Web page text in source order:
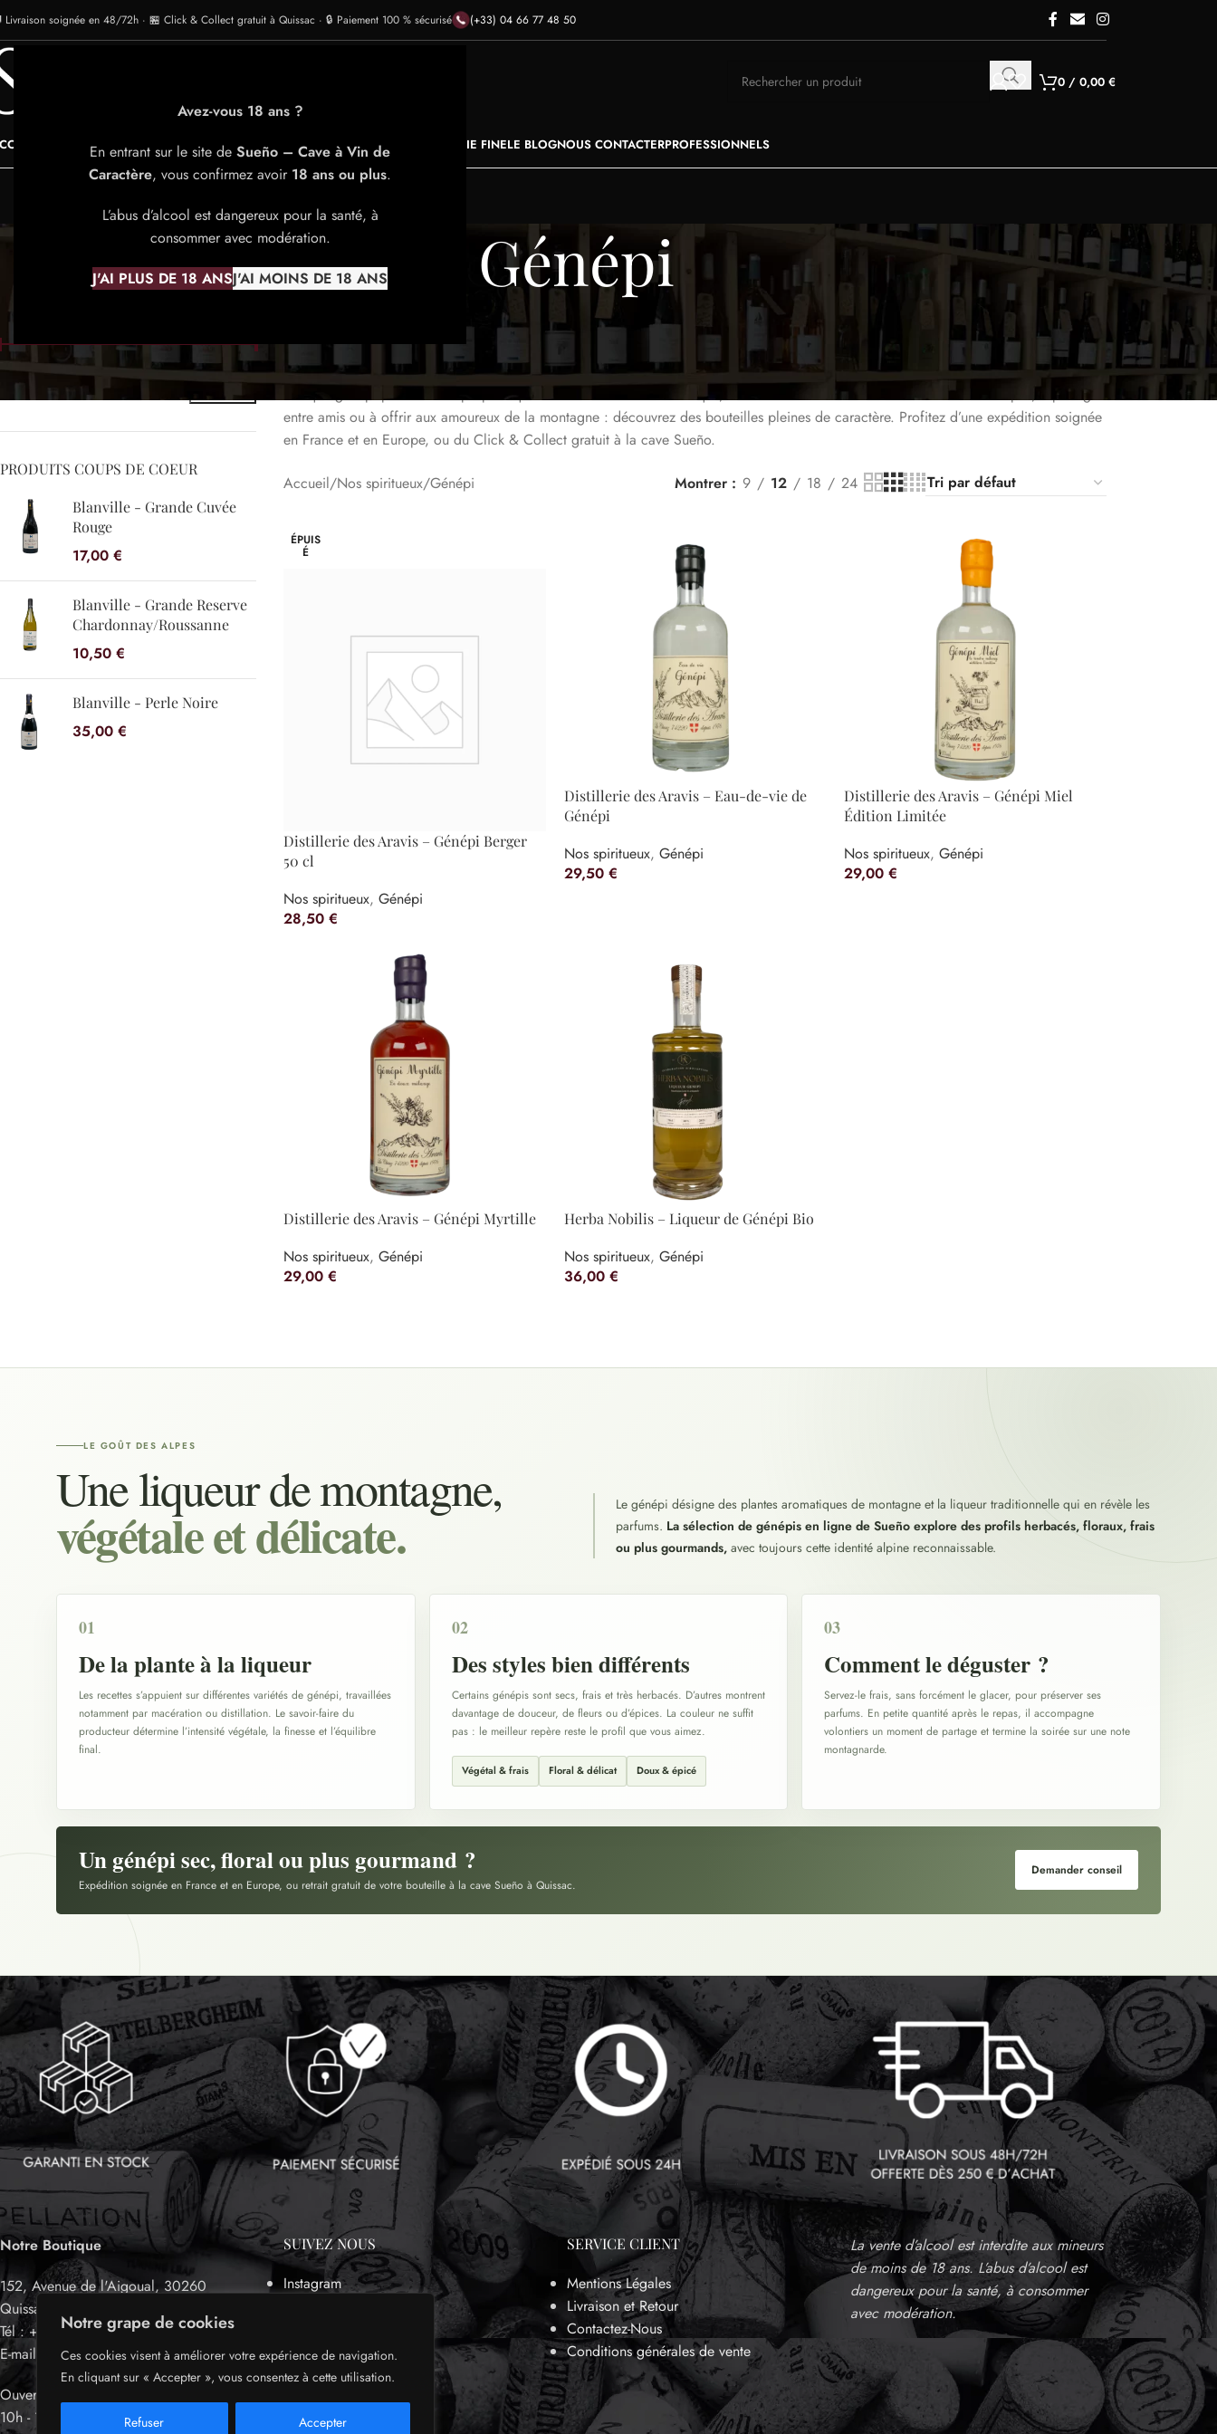
Avez-vous 18 ans ?
En entrant sur le site de Sueño – Cave à Vin de
Caractère, vous confirmez avoir 18 ans ou plus.
L’abus d’alcool est dangereux pour la santé, à
consommer avec modération.
J'AI PLUS DE 18 ANSJ'AI MOINS DE 18 ANS
Notre grape de cookies
Ces cookies visent à améliorer votre expérience de navigation.
En cliquant sur « Accepter », vous consentez à cette utilisation.
Refuser Accepter
Livraison soignée en 48/72h · 🏪 Click & Collect gratuit à Quissac · 🔒 Paiement 100 % sécurisé (+33) 04 66 77 48 50
0 / 0,00 €
NOS VINS NOS CHAMPAGNES NOS SPIRITUEUXNOS BIÈRES ÉPICERIE FINELE BLOGNOUS CONTACTERPROFESSIONNELS
Génépi
FILTRER
Prix : 20 € — 40 €
PRODUITS COUPS DE COEUR
Blanville - Grande Cuvée
Rouge
17,00 €
Blanville - Grande Reserve
Chardonnay/Roussanne
10,50 €
Blanville - Perle Noire
35,00 €
Découvrez notre sélection de génépi en ligne, choisie avec soin par Florian, caviste indépendant à Quissac dans le Gard. Cette
liqueur traditionnelle met à l’honneur les parfums des plantes alpines, avec des profils allant du végétal frais aux expressions plus
florales, épicées ou gourmandes.
Chaque génépi possède son propre équilibre entre intensité aromatique, douceur et fraîcheur. À servir frais en fin de repas, à partager
entre amis ou à offrir aux amoureux de la montagne : découvrez des bouteilles pleines de caractère. Profitez d’une expédition soignée
en France et en Europe, ou du Click & Collect gratuit à la cave Sueño.
Accueil Nos spiritueux Génépi Montrer 9 12 18 24
ÉPUIS
É
Distillerie des Aravis – Génépi Berger
50 cl
Nos spiritueux, Génépi
28,50 €
Distillerie des Aravis – Eau-de-vie de
Génépi
Nos spiritueux, Génépi
29,50 €
Distillerie des Aravis – Génépi Miel
Édition Limitée
Nos spiritueux, Génépi
29,00€
Distillerie des Aravis – Génépi Myrtille
Nos spiritueux, Génépi
29,00 €
Herba Nobilis – Liqueur de Génépi Bio
Nos spiritueux, Génépi
36,00 €
LE GOÛT DES ALPES
Une liqueur de montagne,
végétale et délicate.
Le génépi désigne des plantes aromatiques de montagne et la liqueur traditionnelle qui en révèle les
parfums. La sélection de génépis en ligne de Sueño explore des profils herbacés, floraux, frais
ou plus gourmands, avec toujours cette identité alpine reconnaissable.
01
De la plante à la liqueur
Les recettes s’appuient sur différentes variétés de génépi, travaillées
notamment par macération ou distillation. Le savoir-faire du
producteur détermine l’intensité végétale, la finesse et l’équilibre
final.
02
Des styles bien différents
Certains génépis sont secs, frais et très herbacés. D’autres montrent
davantage de douceur, de fleurs ou d’épices. La couleur ne suffit
pas : le meilleur repère reste le profil que vous aimez.
Végétal & frais Floral & délicat Doux & épicé
03
Comment le déguster ?
Servez-le frais, sans forcément le glacer, pour préserver ses
parfums. En petite quantité après le repas, il accompagne
volontiers un moment de partage et termine la soirée sur une note
montagnarde.
Un génépi sec, floral ou plus gourmand ?
Expédition soignée en France et en Europe, ou retrait gratuit de votre bouteille à la cave Sueño à Quissac.
Demander conseil
Notre Boutique
152, Avenue de l'Aigoual, 30260
Quissac, France.
Tél : +33 04 66 77 48 50
E-mail : contact@sueno-vin.com
Ouvert du Mardi au Vendredi :
10h - 12h30 / 15h30 - 19h
SUIVEZ NOUS
Instagram
SERVICE CLIENT
Mentions Légales
Livraison et Retour
Contactez-Nous
Conditions générales de vente
La vente d’alcool est interdite aux mineurs
de moins de 18 ans. L’abus d’alcool est
dangereux pour la santé, à consommer
avec modération.